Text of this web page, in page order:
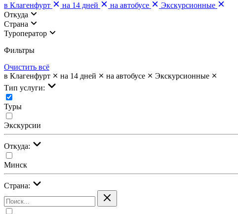
в Клагенфурт
на 14 дней на автобусе
Экскурсионные
Откуда
Страна
Туроператор
Фильтры
Очистить всё
в Клагенфурт
на 14 дней на автобусе
Экскурсионные
Тип услуги:
Туры
Экскурсии
Откуда:
Минск
Страна: